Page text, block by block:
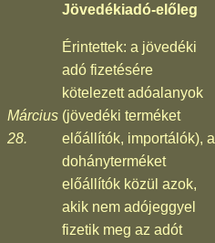
Március
28.
Jövedékiadó-előleg
Érintettek: a jövedéki
adó fizetésére
kötelezett adóalanyok
(jövedéki terméket
előállítók, importálók), a
dohányterméket
előállítók közül azok,
akik nem adójeggyel
fizetik meg az adót